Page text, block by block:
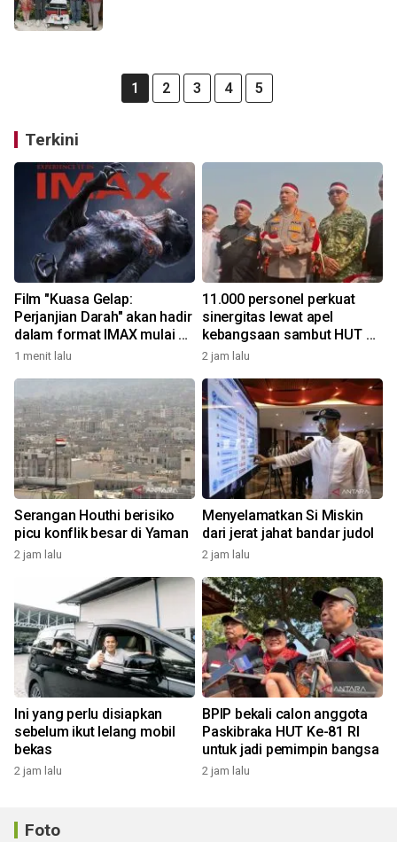
1 2 3 4 5
Terkini
Film "Kuasa Gelap:
Perjanjian Darah" akan hadir
dalam format IMAX mulai 8
Oktober
1 menit lalu
11.000 personel perkuat
sinergitas lewat apel
kebangsaan sambut HUT RI
di kawasan Monas
2 jam lalu
Serangan Houthi berisiko
picu konflik besar di Yaman
2 jam lalu
Menyelamatkan Si Miskin
dari jerat jahat bandar judol
2 jam lalu
Ini yang perlu disiapkan
sebelum ikut lelang mobil
bekas
2 jam lalu
BPIP bekali calon anggota
Paskibraka HUT Ke-81 RI
untuk jadi pemimpin bangsa
2 jam lalu
Foto